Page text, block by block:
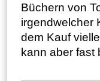
Büchern von
irgendwelcher
dem Kauf
kann aber fast